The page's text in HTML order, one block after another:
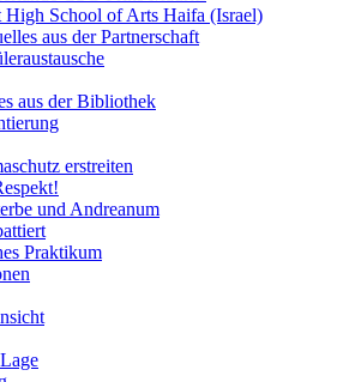
High School of Arts Haifa (Israel)
aus der Partnerschaft
aus der Bibliothek
erstreiten
und Andreanum
Praktikum